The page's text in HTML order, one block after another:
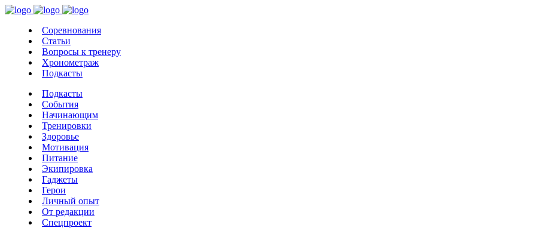
Соревнования
Статьи
Вопросы к тренеру
Хронометраж
Подкасты
Подкасты
События
Начинающим
Тренировки
Здоровье
Мотивация
Питание
Экипировка
Гаджеты
Герои
Личный опыт
От редакции
Спецпроект